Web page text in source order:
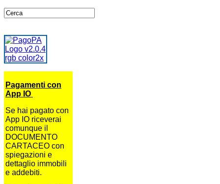
Pagamenti con
App IO
Se hai pagato con
App IO riceverai
comunque il
DOCUMENTO
CARTACEO con
spiegazioni e
dettaglio immobili
e addebiti.